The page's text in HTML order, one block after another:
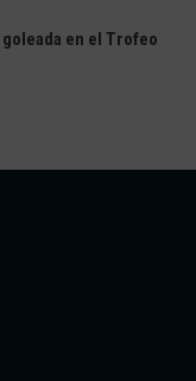
en el Trofeo